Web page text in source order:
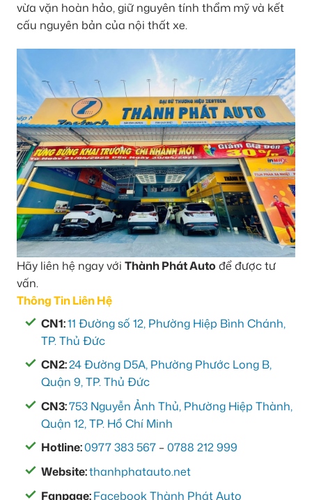
vừa vặn hoàn hảo, giữ nguyên tính thẩm mỹ và kết
cấu nguyên bản của nội thất xe.
Hãy liên hệ ngay với Thành Phát Auto để được tư
vấn.
Thông Tin Liên Hệ
CN1:11 Đường số 12, Phường Hiệp Bình Chánh,
TP. Thủ Đức
CN2:24 Đường D5A, Phường Phước Long B,
Quận 9, TP. Thủ Đức
CN3:753 Nguyễn Ảnh Thủ, Phường Hiệp Thành,
Quận 12, TP. Hồ Chí Minh
Hotline:0977 383 567 –0788 212 999
Website:thanhphatauto.net
Fanpage:Facebook Thành Phát Auto